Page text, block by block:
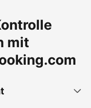
mit